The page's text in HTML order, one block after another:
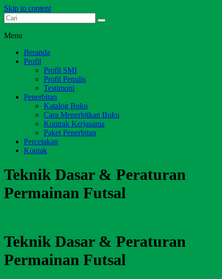
Skip to content
Dari Jambi untuk Indonesia
Menu
Beranda
Profil
Profil SMI
Profil Penulis
Testimoni
Penerbitan
Katalog Buku
Cara Menerbitkan Buku
Kontrak Kerjasama
Paket Penerbitan
Percetakan
Kontak
Teknik Dasar & Peraturan
Permainan Futsal
Teknik Dasar & Peraturan
Permainan Futsal